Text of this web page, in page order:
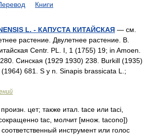
Книги
L. - КАПУСТА КИТАЙСКАЯ — см.
растение. Двулетнее растение. В.
Centr. PL. I, 1 (1755) 19; in Amoen.
Синская (1929 1930) 238. Burkill (1935)
681. S y n. Sinapis brassicata L.;
цет; также итал. tace или taci,
tac, молчит [множ. tacono])
соответственный инструмент или голос